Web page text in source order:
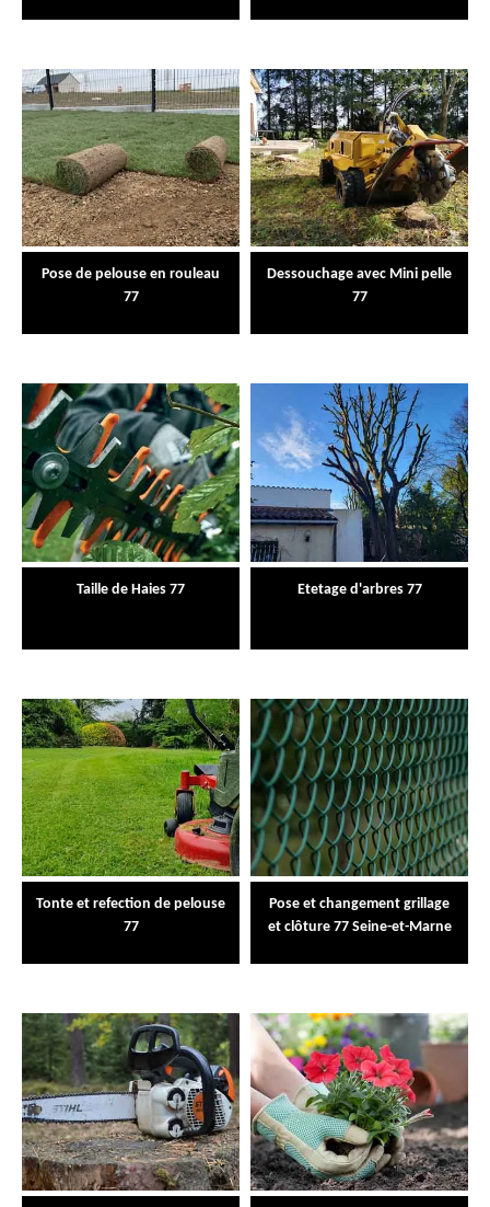
Pose de pelouse en rouleau
77
Dessouchage avec Mini pelle
77
Taille de Haies 77 Etetage d'arbres 77
Tonte et refection de pelouse
77
Pose et changement grillage
et clôture 77 Seine-et-Marne